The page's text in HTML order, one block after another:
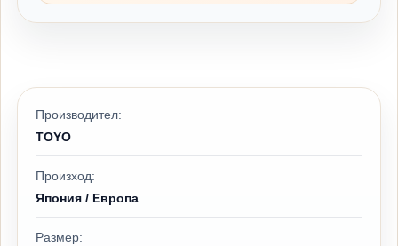
Производител:
TOYO
Произход:
Япония / Европа
Размер: